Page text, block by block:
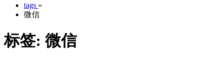
tags »
微信
标签: 微信